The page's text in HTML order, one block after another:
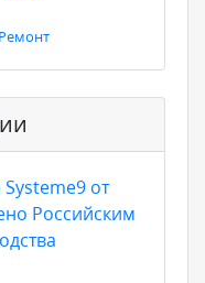
от
Российским